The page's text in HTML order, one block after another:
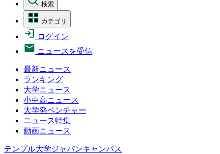
検索
カテゴリ
ログイン
ニュースを受信
最新ニュース
ランキング
大学ニュース
小中高ニュース
大学発ベンチャー
ニュース特集
動画ニュース
テンプル大学ジャパンキャンパス